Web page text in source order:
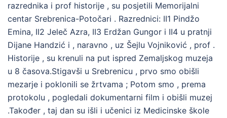
razrednika i prof historije , su posjetili Memorijalni
centar Srebrenica-Potočari . Razrednici: II1 Pindžo
Emina, II2 Jeleč Azra, II3 Erdžan Gungor i II4 u pratnji
Dijane Handzić i , naravno , uz Šejlu Vojniković , prof .
Historije , su krenuli na put ispred Zemaljskog muzeja
u 8 časova.Stigavši u Srebrenicu , prvo smo obišli
mezarje i poklonili se žrtvama ; Potom smo , prema
protokolu , pogledali dokumentarni film i obišli muzej
.Također , taj dan su išli i učenici iz Medicinske škole